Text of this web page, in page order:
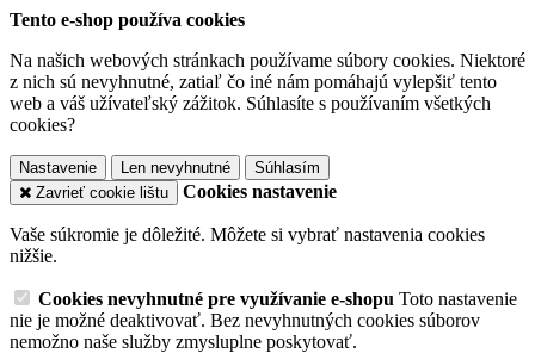
Tento e-shop používa cookies
Na našich webových stránkach používame súbory cookies. Niektoré
z nich sú nevyhnutné, zatiaľ čo iné nám pomáhajú vylepšiť tento
web a váš užívateľský zážitok. Súhlasíte s používaním všetkých
cookies?
Nastavenie Len nevyhnutné
Súhlasím
Zavrieť cookie lištu
Cookies nastavenie
Vaše súkromie je dôležité. Môžete si vybrať nastavenia cookies
nižšie.
Cookies nevyhnutné pre využívanie e-shopu Toto nastavenie
nie je možné deaktivovať. Bez nevyhnutných cookies súborov
nemožno naše služby zmysluplne poskytovať.